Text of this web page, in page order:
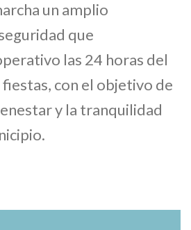
un amplio
que
las 24 horas del
con el objetivo de
y la tranquilidad